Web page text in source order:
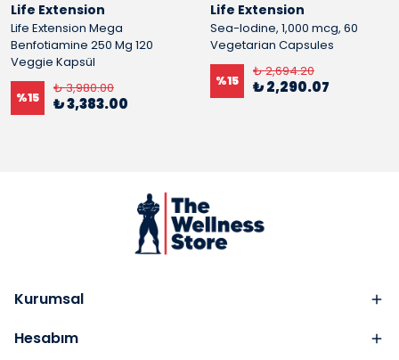
Life Extension
Life Extension Mega
Benfotiamine 250 Mg 120
Veggie Kapsül
%15
₺ 3,980.00
₺ 3,383.00
Life Extension
Sea-Iodine, 1,000 mcg, 60
Vegetarian Capsules
%15
₺ 2,694.20
₺ 2,290.07
Kurumsal
Hesabım